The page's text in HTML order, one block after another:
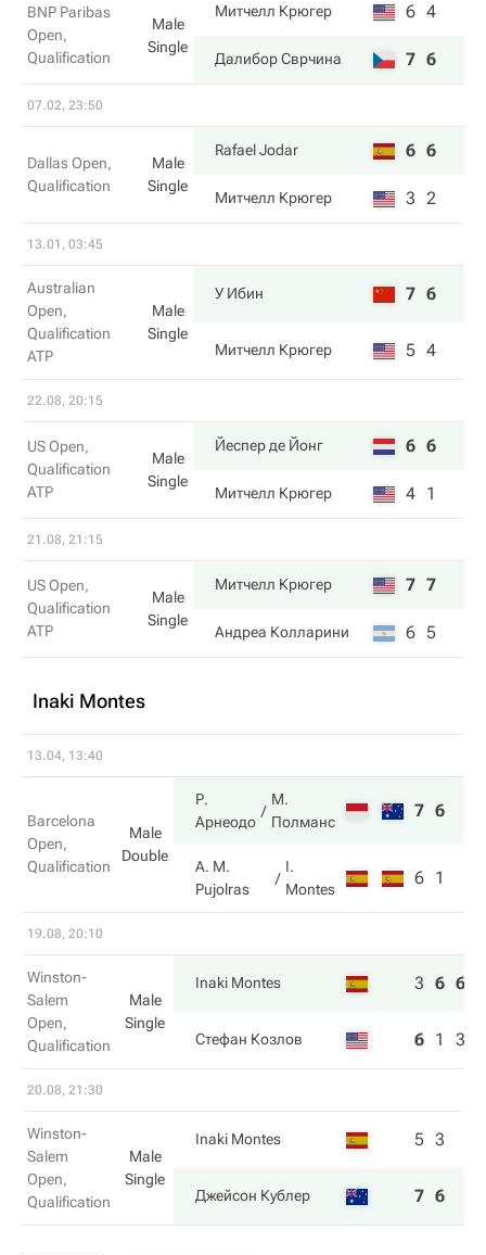
BNP Paribas
Open,
Qualification
Male
Single
Митчелл Крюгер 6 4
Далибор Сврчина 7 6
07.02, 23:50
Dallas Open,
Qualification
Male
Single
Rafael Jodar 6 6
Митчелл Крюгер 3 2
13.01, 03:45
Australian
Open,
Qualification
ATP
Male
Single
У Ибин 7 6
Митчелл Крюгер 5 4
22.08, 20:15
US Open,
Qualification
ATP
Male
Single
Йеспер де Йонг 6 6
Митчелл Крюгер 4 1
21.08, 21:15
US Open,
Qualification
ATP
Male
Single
Митчелл Крюгер 7 7
Андреа Колларини 6 5
Inaki Montes
13.04, 13:40
Barcelona
Open,
Qualification
Male
Double
Р.
Арнеодо
М.
Полманс
7 6
A. M.
Pujolras
I.
Montes
6 1
19.08, 20:10
Winston-
Salem
Open,
Qualification
Male
Single
Inaki Montes 3 6 6
Стефан Козлов 6 1 3
20.08, 21:30
Winston-
Salem
Open,
Qualification
Male
Single
Inaki Montes 5 3
Джейсон Кублер 7 6